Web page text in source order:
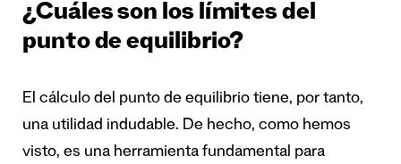
¿Cuáles son los límites del
punto de equilibrio?
El cálculo del punto de equilibrio tiene, por tanto,
una utilidad indudable. De hecho, como hemos
visto, es una herramienta fundamental para